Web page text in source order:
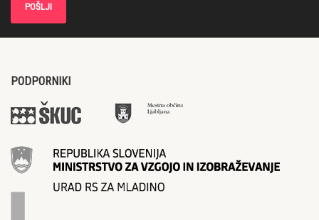
PODPORNIKI